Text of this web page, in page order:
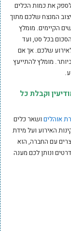
את כמות הכלים
המנצח שלכם מתוך
הקיימים. מומלץ
בכל סט, ועד
שלכם. אך אם
מומלץ להתייעץ
וקבלת כל
אוהלים ושאר כלים
האירוע ועל מידת
עם החברה, הוא
ונותן לכם מענה